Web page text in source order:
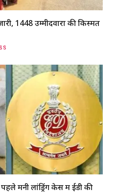
1448 उम्मीदवारों की किस्मत
मनी लांड्रिंग केस में ईडी की